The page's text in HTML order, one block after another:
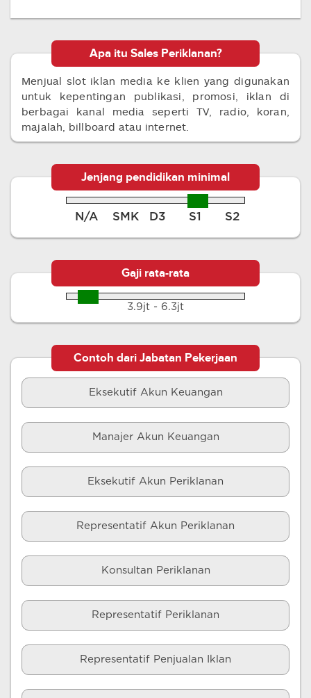
Apa itu Sales Periklanan?
Menjual slot iklan media ke klien yang digunakan
untuk kepentingan publikasi, promosi, iklan di
berbagai kanal media seperti TV, radio, koran,
majalah, billboard atau internet.
Jenjang pendidikan minimal
N/A SMK D3 S1 S2
Gaji rata-rata
3.9jt - 6.3jt
Contoh dari Jabatan Pekerjaan
Eksekutif Akun Keuangan
Manajer Akun Keuangan
Eksekutif Akun Periklanan
Representatif Akun Periklanan
Konsultan Periklanan
Representatif Periklanan
Representatif Penjualan Iklan